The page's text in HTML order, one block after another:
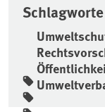
Schlagworte